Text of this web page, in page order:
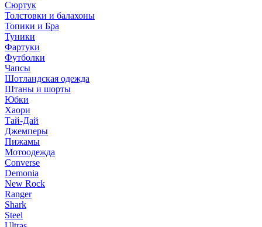
Сюртук
Толстовки и балахоны
Топики и Бра
Туники
Фартуки
Футболки
Чапсы
Шотландская одежда
Штаны и шорты
Юбки
Хаори
Тай-Дай
Джемперы
Пижамы
Мотоодежда
Converse
Demonia
New Rock
Ranger
Shark
Steel